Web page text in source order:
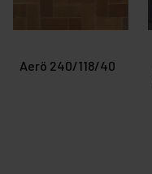
Aerö 240/118/40